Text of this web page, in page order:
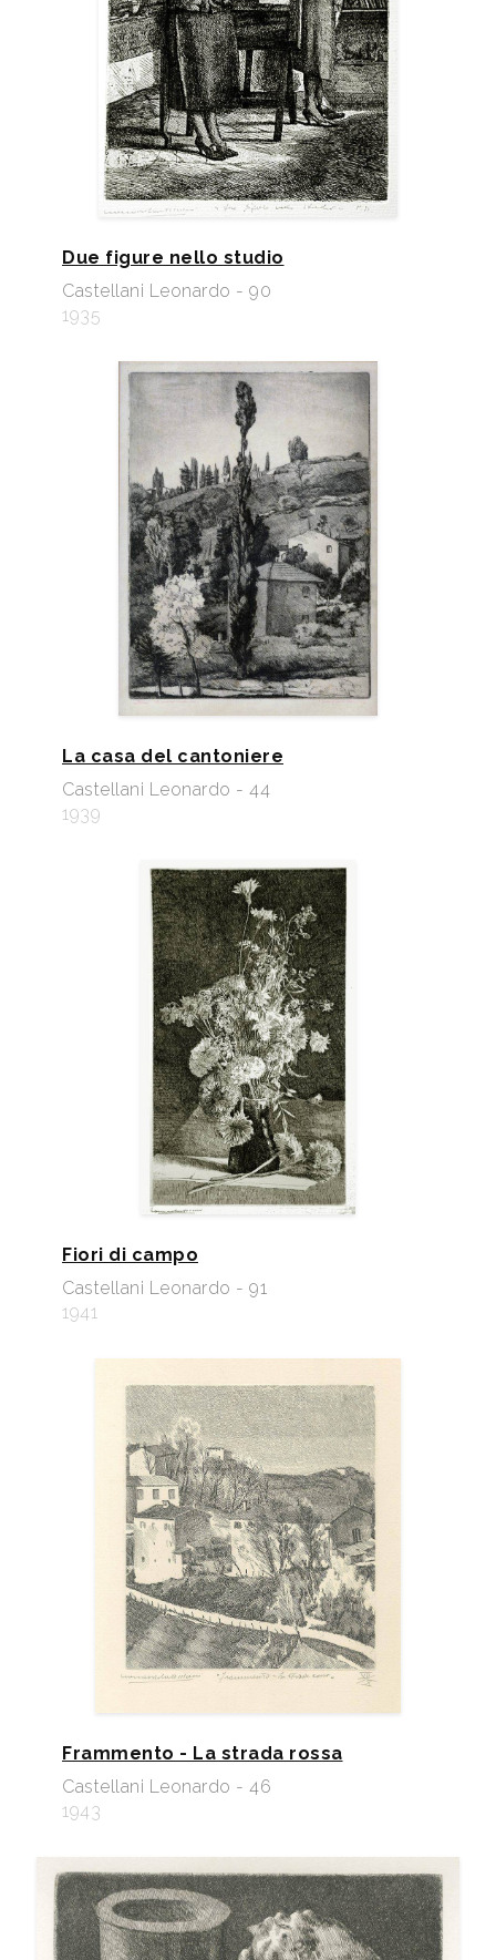
Due figure nello studio
Castellani Leonardo - 90
1935
La casa del cantoniere
Castellani Leonardo - 44
1939
Fiori di campo
Castellani Leonardo - 91
1941
Frammento - La strada rossa
Castellani Leonardo - 46
1943